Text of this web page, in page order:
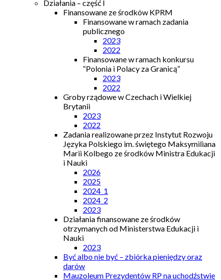
Działania – część I
Finansowane ze środków KPRM
Finansowane w ramach zadania
publicznego
2023
2022
Finansowane w ramach konkursu
“Polonia i Polacy za Granicą”
2023
2022
Groby rządowe w Czechach i Wielkiej
Brytanii
2023
2022
Zadania realizowane przez Instytut Rozwoju
Języka Polskiego im. świętego Maksymiliana
Marii Kolbego ze środków Ministra Edukacji
i Nauki
2026
2025
2024_1
2024_2
2023
Działania finansowane ze środków
otrzymanych od Ministerstwa Edukacji i
Nauki
2023
Być albo nie być – zbiórka pieniędzy oraz
darów
Mauzoleum Prezydentów RP na uchodźstwie